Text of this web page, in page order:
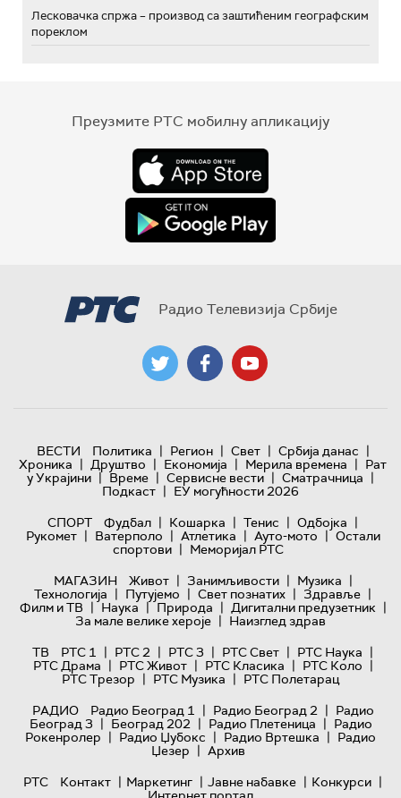
Лесковачка спржа – производ са заштићеним географским
пореклом
Преузмите РТС мобилну апликацију
Радио Телевизија Србије
ВЕСТИ Политика | Регион | Свет | Србија данас |
Хроника | Друштво | Економија | Мерила времена | Рат
у Украјини | Време | Сервисне вести | Сматрачница |
Подкаст | ЕУ могућности 2026
СПОРТ
Фудбал | Кошарка | Тенис | Одбојка |
Рукомет | Ватерполо | Атлетика | Ауто-мото | Остали
спортови | Меморијал РТС
МАГАЗИН
Живот | Занимљивости | Музика |
Технологијa | Путујемо | Свет познатих | Здравље |
Филм и ТВ | Наука | Природа | Дигитални предузетник |
За мале велике хероје | Наизглед здрав
ТВ
РТС 1 | РТС 2 | РТС 3 | РТС Свет | РТС Наука |
РТС Драма | РТС Живот | РТС Класика | РТС Коло |
РТС Трезор | РТС Музика | РТС Полетарац
РАДИО
Радио Београд 1 | Радио Београд 2 | Радио
Београд 3 | Београд 202 | Радио Плетеница | Радио
Рокенролер | Радио Џубокс | Радио Вртешка | Радио
Џезер | Архив
РТС
Контакт | Маркетинг | Јавне набавке | Конкурси |